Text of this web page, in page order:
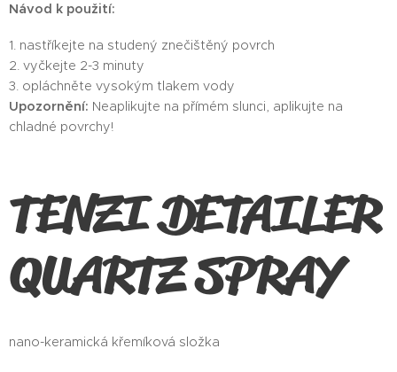
Návod k použití:
1. nastříkejte na studený znečištěný povrch
2. vyčkejte 2-3 minuty
3. opláchněte vysokým tlakem vody
Upozornění: Neaplikujte na přímém slunci, aplikujte na
chladné povrchy!
TENZI DETAILER
QUARTZ SPRAY
nano-keramická křemíková složka